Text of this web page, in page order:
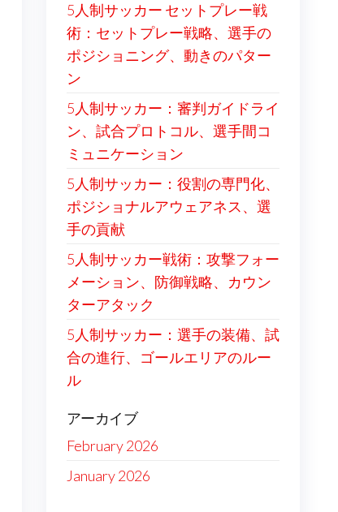
5人制サッカー セットプレー戦
術：セットプレー戦略、選手の
ポジショニング、動きのパター
ン
5人制サッカー：審判ガイドライ
ン、試合プロトコル、選手間コ
ミュニケーション
5人制サッカー：役割の専門化、
ポジショナルアウェアネス、選
手の貢献
5人制サッカー戦術：攻撃フォー
メーション、防御戦略、カウン
ターアタック
5人制サッカー：選手の装備、試
合の進行、ゴールエリアのルー
ル
アーカイブ
February 2026
January 2026